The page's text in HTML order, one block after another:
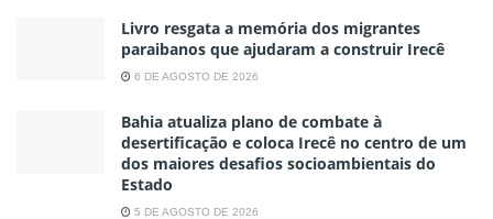
Livro resgata a memória dos migrantes
paraibanos que ajudaram a construir Irecê
6 DE AGOSTO DE 2026
Bahia atualiza plano de combate à
desertificação e coloca Irecê no centro de um
dos maiores desafios socioambientais do
Estado
5 DE AGOSTO DE 2026